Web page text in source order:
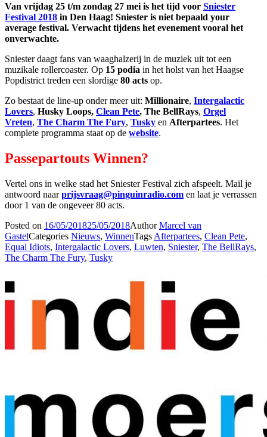
Van vrijdag 25 t/m zondag 27 mei is het tijd voor Sniester
Festival 2018 in Den Haag! Sniester is niet bepaald your
average festival. Verwacht tijdens het evenement vooral het
onverwachte.
Sniester daagt fans van waaghalzerij in de muziek uit tot een
muzikale rollercoaster. Op 15 podia in het holst van het Haagse
Popdistrict treden een slordige 80 acts op.
Zo bestaat de line-up onder meer uit: Millionaire, Intergalactic
Lovers, Husky Loops, Clean Pete, The BellRays, Orgel
Vreten, The Charm The Fury, Tusky en Afterpartees. Het
complete programma staat op de website.
Passepartouts Winnen?
Vertel ons in welke stad het Sniester Festival zich afspeelt. Mail je
antwoord naarprijsvraag@pinguinradio.com en laat je verrassen
door 1 van de ongeveer 80 acts.
Posted on 16/05/201825/05/2018AuthorMarcel van
GastelCategories Nieuws, WinnenTags Afterpartees, Clean Pete,
Equal Idiots, Intergalactic Lovers, Luwten, Sniester, The BellRays,
The Charm The Fury, Tusky